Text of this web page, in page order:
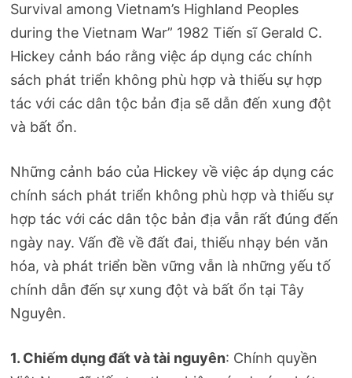
Survival among Vietnam’s Highland Peoples
during the Vietnam War” 1982 Tiến sĩ Gerald C.
Hickey cảnh báo rằng việc áp dụng các chính
sách phát triển không phù hợp và thiếu sự hợp
tác với các dân tộc bản địa sẽ dẫn đến xung đột
và bất ổn.
Những cảnh báo của Hickey về việc áp dụng các
chính sách phát triển không phù hợp và thiếu sự
hợp tác với các dân tộc bản địa vẫn rất đúng đến
ngày nay. Vấn đề về đất đai, thiếu nhạy bén văn
hóa, và phát triển bền vững vẫn là những yếu tố
chính dẫn đến sự xung đột và bất ổn tại Tây
Nguyên.
1. Chiếm dụng đất và tài nguyên: Chính quyền